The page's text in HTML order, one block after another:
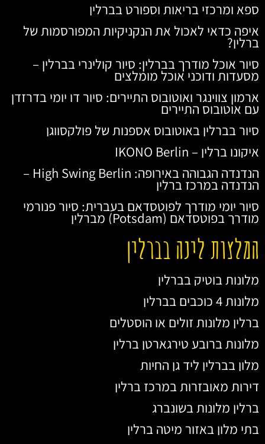
ספא ומרכזי בריאות וספורט בברלין
איפה כדאי לאכול את הנקניקיות המפורסמות של
ברלין?
סיור אוכל מודרך בברלין: סיור קולינרי בברלין –
מסעדות ודוכני אוכל מומלצים
ארמון צווינגר ואוטובוס התיירים: סיור דו יומי בדרזדן
עם אוטובוס התיירים
סיור בברלין באוטובוס אספנות של פולקסווגן
איקונו ברלין – IKONO Berlin
הנדנדה הגבוהה באירופה: High Swing Berlin –
הנדנדה במרכז ברלין
סיור יומי מודרך לפוטסדאם בעברית: סיור פנורמי
מודרך בפוטסדאם (Potsdam) מברלין
המלצות לינה בברלין
מלונות בוטיק בברלין
מלונות 4 כוכבים בברלין
ברלין מלונות זולים או הוסטלים
מלונות ברובע טירגארטן ברלין
מלון בברלין ליד גן החיות
דירות מאובזרות במרכז ברלין
ברלין מלונות בשונברג
בתי מלון באזור מיטה ברלין